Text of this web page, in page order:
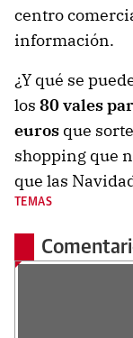
centro
información.
¿Y qué se
los 80 vales
euros que
shopping que
que las
TEMAS